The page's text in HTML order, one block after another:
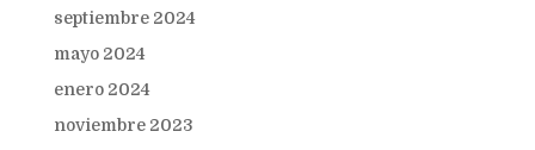
septiembre 2024
mayo 2024
enero 2024
noviembre 2023